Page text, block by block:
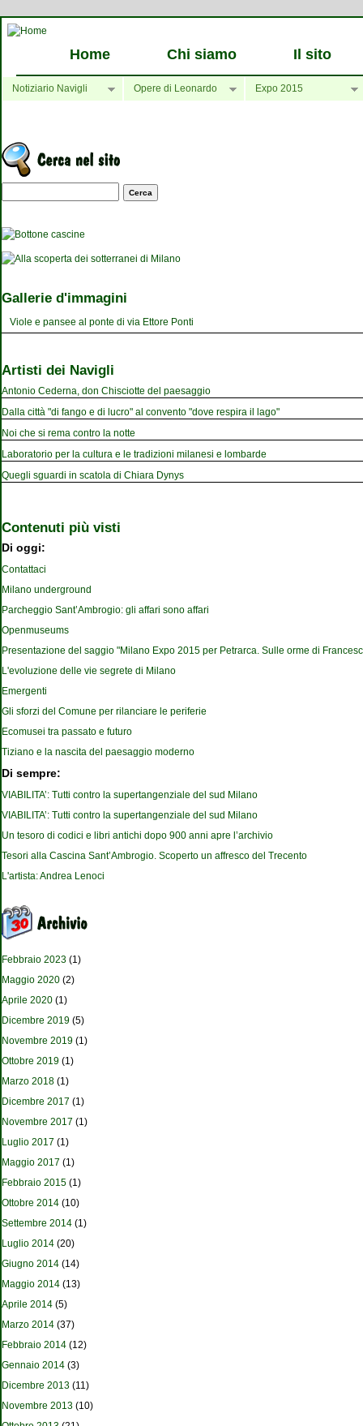
Home Chi siamo Il sito
Notiziario Navigli Opere di Leonardo Expo 2015
Maschera di ricerca
Gallerie d'immagini
Viole e pansee al ponte di via Ettore Ponti
Artisti dei Navigli
Antonio Cederna, don Chisciotte del paesaggio
Dalla città "di fango e di lucro" al convento "dove respira il lago"
Noi che si rema contro la notte
Laboratorio per la cultura e le tradizioni milanesi e lombarde
Quegli sguardi in scatola di Chiara Dynys
Contenuti più visti
Di oggi:
Contattaci
Milano underground
Parcheggio Sant’Ambrogio: gli affari sono affari
Openmuseums
Presentazione del saggio "Milano Expo 2015 per Petrarca. Sulle orme di
L'evoluzione delle vie segrete di Milano
Emergenti
Gli sforzi del Comune per rilanciare le periferie
Ecomusei tra passato e futuro
Tiziano e la nascita del paesaggio moderno
Di sempre:
VIABILITA’: Tutti contro la supertangenziale del sud Milano
VIABILITA’: Tutti contro la supertangenziale del sud Milano
Un tesoro di codici e libri antichi dopo 900 anni apre l’archivio
Tesori alla Cascina Sant’Ambrogio. Scoperto un affresco del Trecento
L'artista: Andrea Lenoci
Febbraio 2023 (1)
Maggio 2020 (2)
Aprile 2020 (1)
Dicembre 2019 (5)
Novembre 2019 (1)
Ottobre 2019 (1)
Marzo 2018 (1)
Dicembre 2017 (1)
Novembre 2017 (1)
Luglio 2017 (1)
Maggio 2017 (1)
Febbraio 2015 (1)
Ottobre 2014 (10)
Settembre 2014 (1)
Luglio 2014 (20)
Giugno 2014 (14)
Maggio 2014 (13)
Aprile 2014 (5)
Marzo 2014 (37)
Febbraio 2014 (12)
Gennaio 2014 (3)
Dicembre 2013 (11)
Novembre 2013 (10)